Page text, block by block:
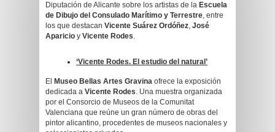
Diputación de Alicante sobre los artistas de la Escuela
de Dibujo del Consulado Marítimo y Terrestre, entre
los que destacan Vicente Suárez Ordóñez, José
Aparicio y Vicente Rodes.
‘Vicente Rodes. El estudio del natural’
El Museo Bellas Artes Gravina ofrece la exposición
dedicada a Vicente Rodes. Una muestra organizada
por el Consorcio de Museos de la Comunitat
Valenciana que reúne un gran número de obras del
pintor alicantino, procedentes de museos nacionales y